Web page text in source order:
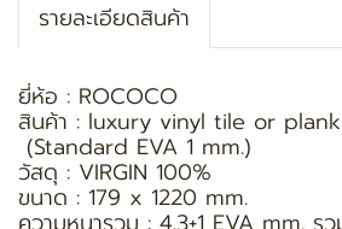
รายละเอียดสินค้า
ยี่ห้อ : ROCOCO
สินค้า : luxury vinyl tile or
(Standard EVA 1 mm.)
วัสดุ : VIRGIN 100%
ขนาด : 179 x 1220 mm.